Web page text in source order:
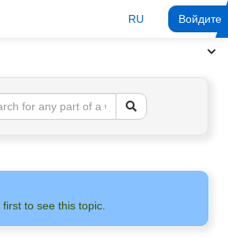
RU Войдите
to see this topic.